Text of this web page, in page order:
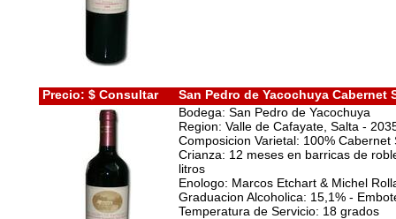
Precio: $ Consultar
San Pedro de Yacochuya Cabernet
Bodega: San Pedro de Yacochuya
Region: Valle de Cafayate, Salta -
Composicion Varietal: 100% Cabernet
Crianza: 12 meses en barricas de
litros
Enologo: Marcos Etchart & Michel
Graduacion Alcoholica: 15,1% -
Temperatura de Servicio: 18 grados